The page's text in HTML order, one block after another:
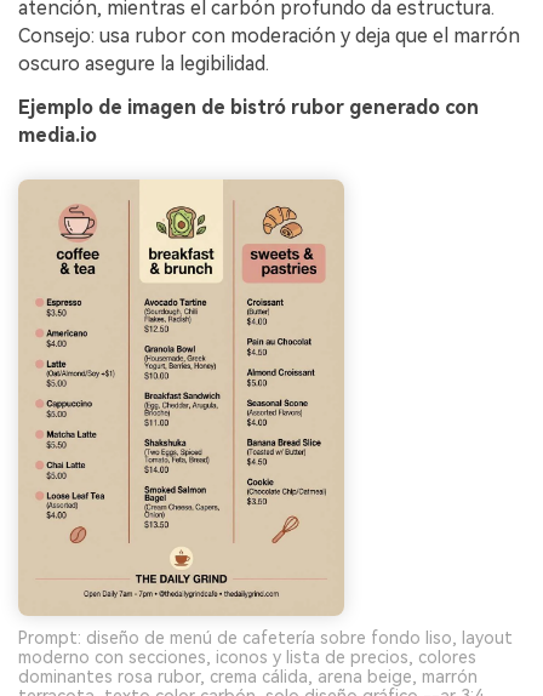
atención, mientras el carbón profundo da estructura.
Consejo: usa rubor con moderación y deja que el marrón
oscuro asegure la legibilidad.
Ejemplo de imagen de bistró rubor generado con
media.io
Prompt: diseño de menú de cafetería sobre fondo liso, layout
moderno con secciones, iconos y lista de precios, colores
dominantes rosa rubor, crema cálida, arena beige, marrón